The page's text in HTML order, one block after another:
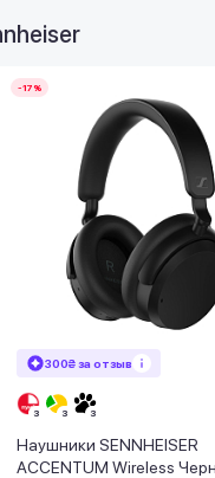
-17%
300₴ за отзыв
Наушники SENNHEISER
ACCENTUM Wireless